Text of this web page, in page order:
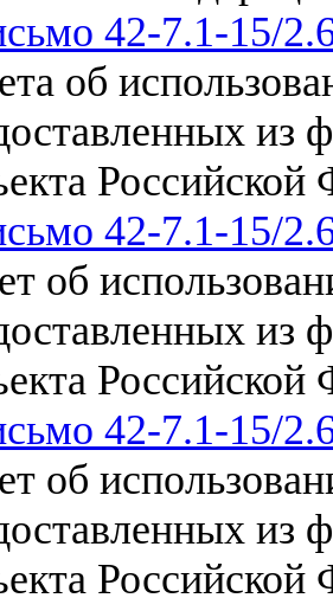
42-7.1-15/
об
из
42-7.1-15/
об
из
42-7.1-15/
об
из